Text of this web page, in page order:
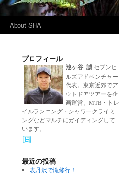
About SHA
プロフィール
池ヶ谷 誠 セブンヒ
ルズアドベンチャー
代表。東京近郊でア
ウトドアツアーを企
画運営。MTB・トレ
イルランニング・シャワークライミ
ングなどマルチにガイディングして
います。
最近の投稿
表丹沢で滝修行！